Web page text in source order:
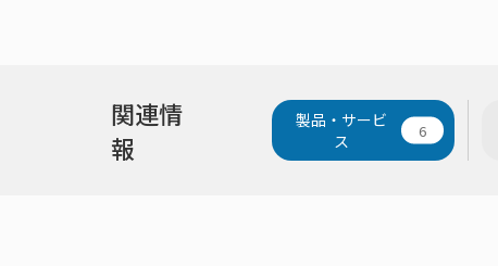
関連情
報
製品・サービ
ス
6